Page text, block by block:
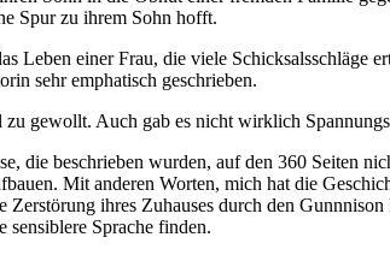
Spur zu ihrem Sohn hofft.
Leben einer Frau, die viele Schicksalsschläge
sehr emphatisch geschrieben.
gewollt. Auch gab es nicht wirklich
die beschrieben wurden, auf den 360 Seiten
Mit anderen Worten, mich hat die
ihres Zuhauses durch den
sensiblere Sprache finden.